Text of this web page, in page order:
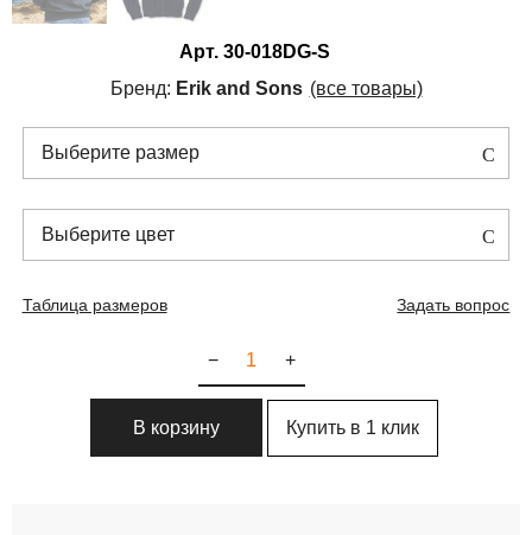
Арт. 30-018DG-S
Бренд: Erik and Sons (все товары)
Выберите размер
Выберите цвет
Таблица размеров Задать вопрос
+
−
В корзину Купить в 1 клик